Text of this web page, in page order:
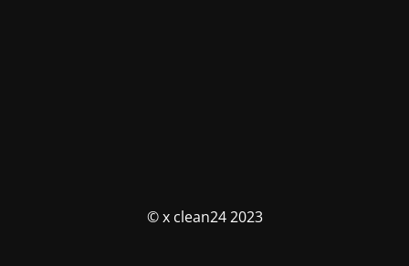
© x clean24 2023